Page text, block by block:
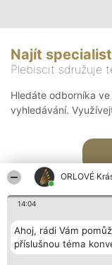
ORLOVÉ
14:04
Ahoj, rádi Vám
příslušnou téma
Najít
Plebiscit sdružuje
Hledáte odborníka
vyhledávání.